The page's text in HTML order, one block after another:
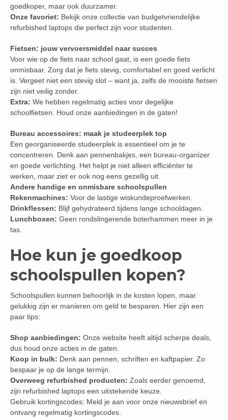
goedkoper, maar ook duurzamer.
Onze favoriet: Bekijk onze collectie van budgetvriendelijke
refurbished laptops die perfect zijn voor studenten.
Fietsen: jouw vervoersmiddel naar succes
Voor wie op de fiets naar school gaat, is een goede fiets
onmisbaar. Zorg dat je fiets stevig, comfortabel en goed verlicht
is. Vergeet niet een stevig slot – want ja, zelfs de mooiste fietsen
zijn niet veilig zonder.
Extra: We hebben regelmatig acties voor degelijke
schoolfietsen. Houd onze aanbiedingen in de gaten!
Bureau accessoires: maak je studeerplek top
Een georganiseerde studeerplek is essentieel om je te
concentreren. Denk aan pennenbakjes, een bureau-organizer
en goede verlichting. Het helpt je niet alleen efficiënter te
werken, maar ziet er ook nog eens gezellig uit.
Andere handige en onmisbare schoolspullen
Rekenmachines: Voor de lastige wiskundeproefwerken.
Drinkflessen: Blijf gehydrateerd tijdens lange schooldagen.
Lunchboxen: Geen rondslingerende boterhammen meer in je
tas.
Hoe kun je goedkoop
schoolspullen kopen?
Schoolspullen kunnen behoorlijk in de kosten lopen, maar
gelukkig zijn er manieren om geld te besparen. Hier zijn een
paar tips:
Shop aanbiedingen: Onze website heeft altijd scherpe deals,
dus houd onze acties in de gaten.
Koop in bulk: Denk aan pennen, schriften en kaftpapier. Zo
bespaar je op de lange termijn.
Overweeg refurbished producten: Zoals eerder genoemd,
zijn refurbished laptops een uitstekende keuze.
Gebruik kortingscodes: Meld je aan voor onze nieuwsbrief en
ontvang regelmatig kortingscodes.